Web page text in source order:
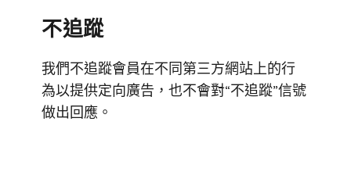
不追蹤
我們不追蹤會員在不同第三方網站上的行
為以提供定向廣告，也不會對“不追蹤”信號
做出回應。